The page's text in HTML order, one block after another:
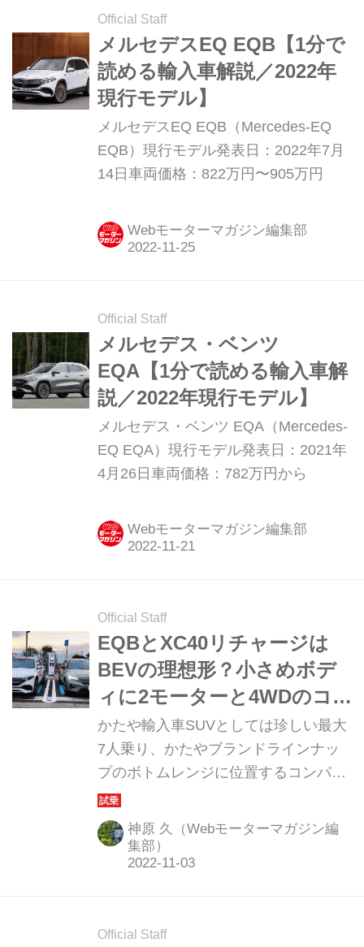
Official Staff
メルセデスEQ EQB【1分で
読める輸入車解説／2022年
現行モデル】
メルセデスEQ EQB（Mercedes-EQ
EQB）現行モデル発表日：2022年7月
14日車両価格：822万円〜905万円
Webモーターマガジン編集部
Official Staff
メルセデス・ベンツ
EQA【1分で読める輸入車解
説／2022年現行モデル】
メルセデス・ベンツ EQA（Mercedes-
EQ EQA）現行モデル発表日：2021年
4月26日車両価格：782万円から
Webモーターマガジン編集部
Official Staff
EQBとXC40リチャージは
BEVの理想形？小さめボデ
ィに2モーターと4WDのコ
ンビにときめいてしまった
理由
かたや輸入車SUVとしては珍しい最大
7人乗り、かたやブランドラインナッ
プのボトムレンジに位置するコンパク
トさがウリ。だがひとたび鞭を入れた
なら、前後2モーターで4輪駆動化され
たこの2台はどちらも、驚愕のパフォ
ーマンスを見せつけてくれる。「日
きになること間違いなし。
神原 久（Webモーターマガジン編
集部）
Official Staff